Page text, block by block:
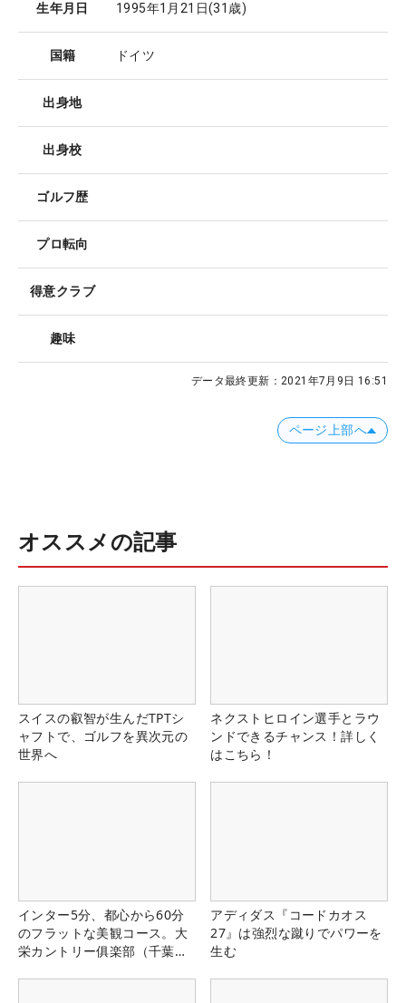
生年月日 1995年1月21日(31歳)
国籍 ドイツ
出身地
出身校
ゴルフ歴
プロ転向
得意クラブ
趣味
データ最終更新： 2021年7月9日 16:51
ページ上部へ
オススメの記事
スイスの叡智が生んだTPTシ
ャフトで、ゴルフを異次元の
世界へ
ネクストヒロイン選手とラウ
ンドできるチャンス！詳しく
はこちら！
インター5分、都心から60分
のフラットな美観コース。大
栄カントリー俱楽部（千葉
アディダス『コードカオス
27』は強烈な蹴りでパワーを
生む